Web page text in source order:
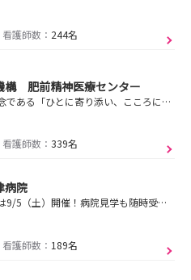
看護師数： 244名
構 肥前精神医療センター
看護部の理念である「ひとに寄り添い、こころに寄り添う看護」を提供しています。一緒に看護してみませんか
看護師数： 339名
病院
次回選考日は9/5（土）開催！病院見学も随時受付中です! 急性期・回復期リハ・訪問看護と様々な看護場面で活躍できます！
看護師数： 189名